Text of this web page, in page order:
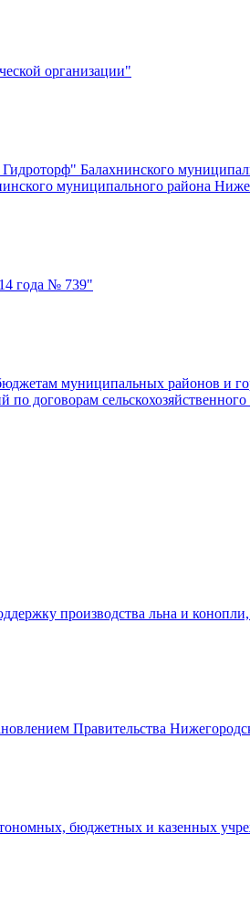
организации"
Балахнинского
муниципального района
года № 739"
муниципальных районов и
договорам
производства льна и
Правительства
бюджетных и казенных